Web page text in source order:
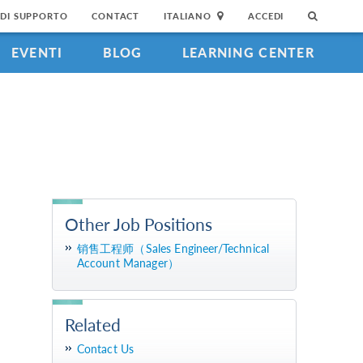
SUPPORTO CONTACT ITALIANO ACCEDI
EVENTI BLOG LEARNING CENTER
Other Job Positions
销售工程师（Sales Engineer/Technical
Account Manager）
Related
Contact Us